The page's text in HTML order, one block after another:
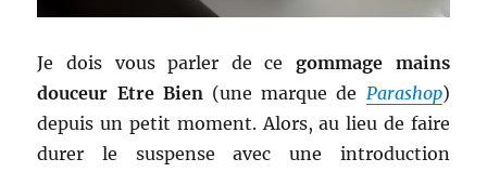
Je dois vous parler de ce gommage mains
douceur Etre Bien(une marque de Parashop)
depuis un petit moment. Alors, au lieu de faire
durer le suspense avec une introduction